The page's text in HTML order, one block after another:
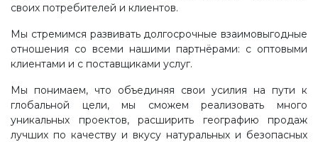
своих потребителей и клиентов.
Мы стремимся развивать долгосрочные взаимовыгодные
отношения со всеми нашими партнёрами: с оптовыми
клиентами и с поставщиками услуг.
Мы понимаем, что объединяя свои усилия на пути к
глобальной цели, мы сможем реализовать много
уникальных проектов, расширить географию продаж
лучших по качеству и вкусу натуральных и безопасных